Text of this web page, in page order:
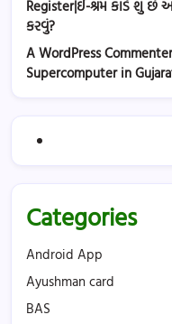
Register|ઈ-શ્રમ કાર્ડ શું છે
કરવું?
A WordPress Commenter
Supercomputer in
Categories
Android App
Ayushman card
BAS